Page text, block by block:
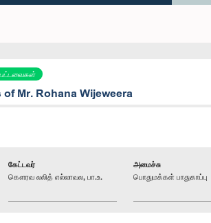
Mr. Rohana Wijeweera
கேட்டவர்
கௌரவ லலித் எல்லாவல, பா.உ.
அமைச்சு
பொதுமக்கள் பாதுகாப்பு